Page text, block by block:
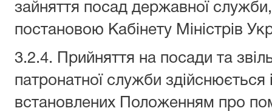
зайняття посад державної
постановою Кабінету Міністрів
3.2.4. Прийняття на посади та
патронатної служби здійснюється
встановлених Положенням про